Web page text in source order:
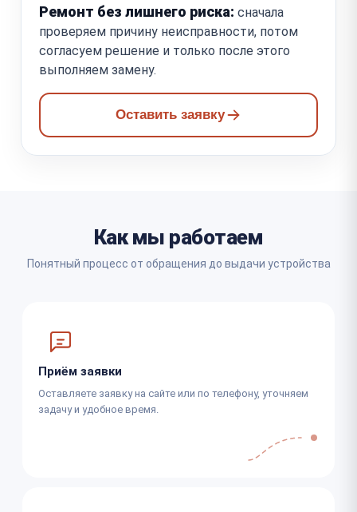
Ремонт без лишнего риска: сначала
проверяем причину неисправности, потом
согласуем решение и только после этого
выполняем замену.
Оставить заявку
Как мы работаем
Понятный процесс от обращения до выдачи устройства
Приём заявки
Оставляете заявку на сайте или по телефону, уточняем
задачу и удобное время.